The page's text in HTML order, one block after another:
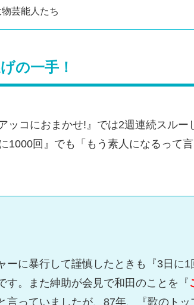
芸能人たち
の一手！
ッコにおまかせ!』では2週連続スルー
回』でも「もう素人になるって
ーに暴行して謹慎したときも『3日に
す。また紳助が会見で和田のことを『
言っていましたが、87年、『歌のト